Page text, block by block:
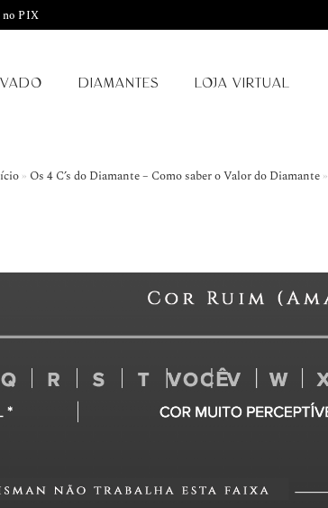
no PIX
DIAMANTES LOJA VIRTUAL
» Os 4 C’s do Diamante – Como saber o Valor do Diamante»